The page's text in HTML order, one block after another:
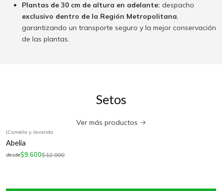
Plantas de 30 cm de altura en adelante: despacho
exclusivo dentro de la Región Metropolitana,
garantizando un transporte seguro y la mejor conservación
de las plantas.
Setos
Ver más productos
-20%
|Camelia y lavanda
Abelia
desde$9.600$12.000